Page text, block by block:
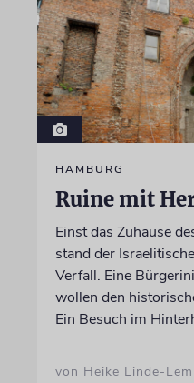
HAMBURG
Ruine mit
Einst das Zuhause
stand der
Verfall. Eine
wollen den
Ein Besuch im
von Heike Linde-